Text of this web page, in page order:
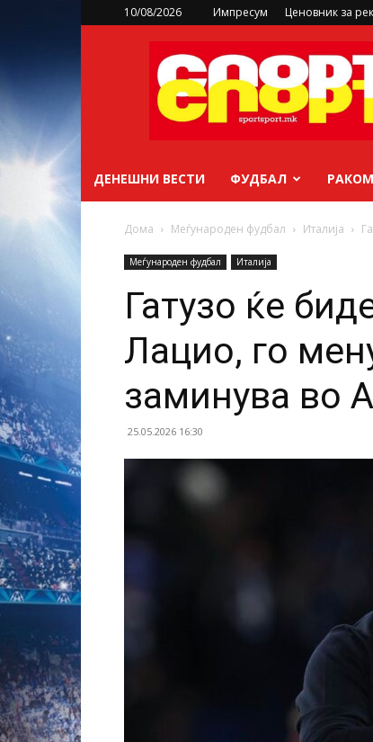
10/08/2026 Импресум Ценовник за
sportsport.mk
ДЕНЕШНИ ВЕСТИ ФУДБАЛ
Дома Меѓународен фудбал Италија
Меѓународен фудбал Италија
Гатузо ќе
Лацио, го
заминува во
25.05.2026 16:30